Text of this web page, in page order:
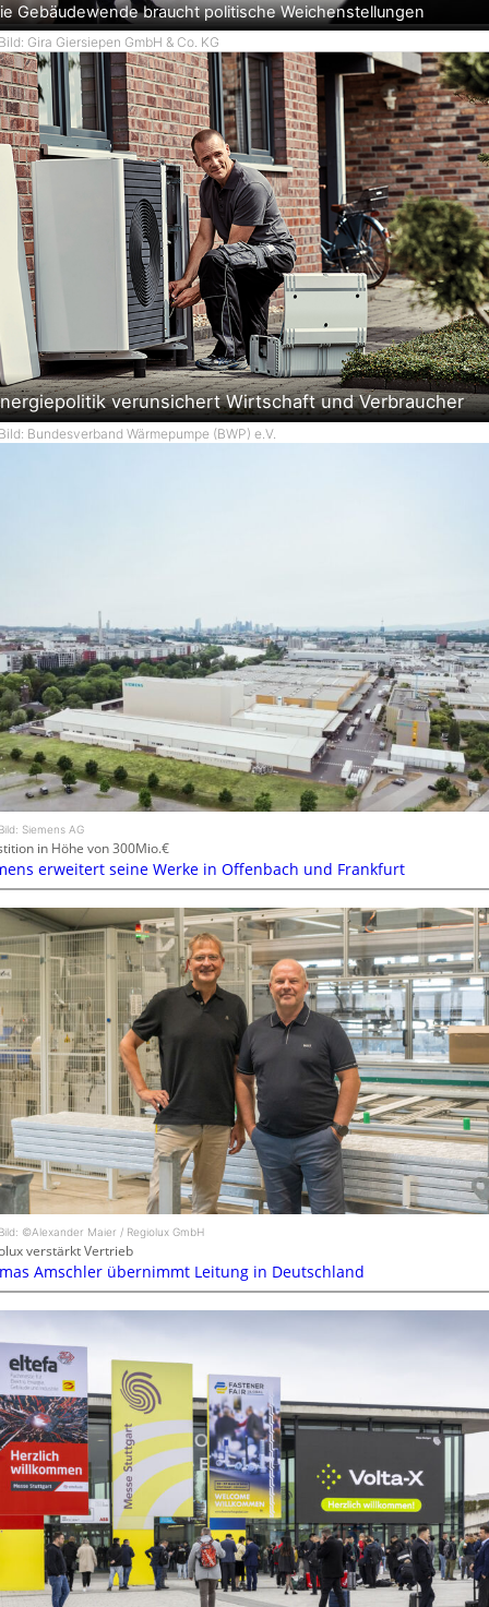
Gebäudewende braucht politische Weichenstellungen
Gira Giersiepen GmbH & Co. KG
verunsichert Wirtschaft und Verbraucher
Bundesverband Wärmepumpe (BWP) e.V.
Siemens AG
in Höhe von 300Mio.€
erweitert seine Werke in Offenbach und Frankfurt
©Alexander Maier / Regiolux GmbH
verstärkt Vertrieb
Amschler übernimmt Leitung in Deutschland